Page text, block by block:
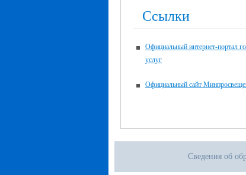
Ссылки
Официальный интернет-портал
услуг
Официальный сайт
Сведения об